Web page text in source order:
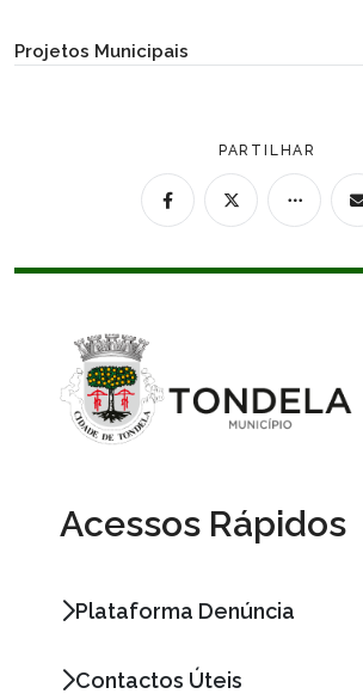
Projetos Municipais
PARTILHAR
Acessos Rápidos
Plataforma Denúncia
Contactos Úteis